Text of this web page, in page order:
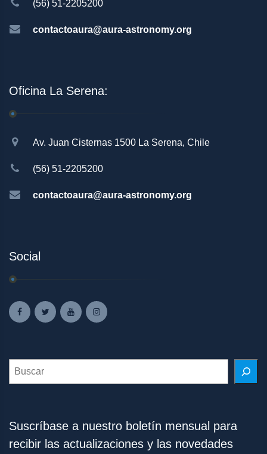
(56) 51-2205200
contactoaura@aura-astronomy.org
Oficina La Serena:
Av. Juan Cisternas 1500 La Serena, Chile
(56) 51-2205200
contactoaura@aura-astronomy.org
Social
Search
Suscríbase a nuestro boletín mensual para
recibir las actualizaciones y las novedades